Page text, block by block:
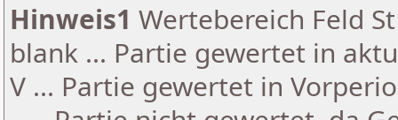
Hinweis1 Wertebereich Feld
blank ... Partie gewertet in
V ... Partie gewertet in